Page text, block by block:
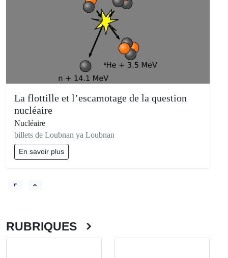
La flottille et l’escamotage de la question
nucléaire
Nucléaire
billets de Loubnan ya Loubnan
En savoir plus
RUBRIQUES